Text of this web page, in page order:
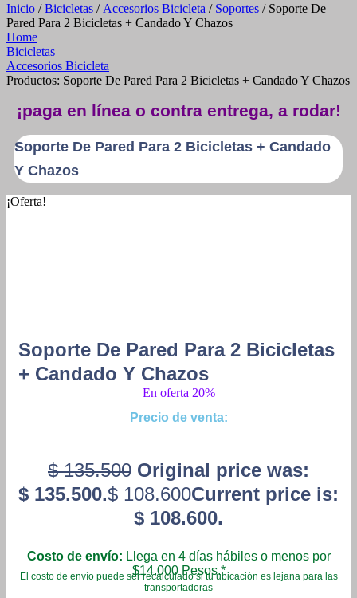
Inicio /Bicicletas / Accesorios Bicicleta / Soportes / Soporte De
Pared Para 2 Bicicletas + Candado Y Chazos
Home
Bicicletas
Accesorios Bicicleta
Productos: Soporte De Pared Para 2 Bicicletas + Candado Y Chazos
¡paga en línea o contra entrega, a rodar!
Soporte De Pared Para 2 Bicicletas + Candado
Y Chazos
¡Oferta!
Soporte De Pared Para 2 Bicicletas
+ Candado Y Chazos
En oferta 20%
Precio de venta:
$135.500 Original price was:
$ 135.500.$ 108.600Current price is:
$ 108.600.
Costo de envío: Llega en 4 días hábiles o menos por
$14.000 Pesos.*
El costo de envío puede ser recalculado si tu ubicación es lejana para las
transportadoras